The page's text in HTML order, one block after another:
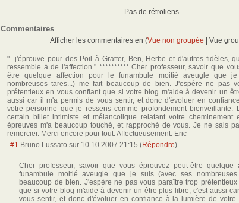
Pas de rétroliens
Commentaires
Afficher les commentaires en (Vue non groupée | Vue
"...j'éprouve pour des Poil à Gratter, Ben, Herbe et d'autres fidèles,
ressemble à de l'affection." ********** Cher professeur, savoir que
être quelque affection pour le funambule moitié aveugle que
nombreuses tares...) me fait beaucoup de bien. J'espère ne pas
prétentieux en vous confiant que si votre blog m'aide à devenir un
aussi car il m'a permis de vous sentir, et donc d'évoluer en
votre personne que je ressens comme profondement bienveillante.
certain billet intimiste et mélancolique relatant votre cheminement
épreuves m'a beaucoup touché, et rapproché de vous. Je ne sais
remercier. Merci encore pour tout. Affectueusement. Eric
#1 Bruno Lussato sur 10.10.2007 21:15 (Répondre)
Cher professeur, savoir que vous éprouvez peut-être quelque
funambule moitié aveugle que je suis (avec ses
beaucoup de bien. J'espère ne pas vous paraître trop
que si votre blog m'aide à devenir un être plus libre, c'est aussi
vous sentir, et donc d'évoluer en confiance à la lumière de votre